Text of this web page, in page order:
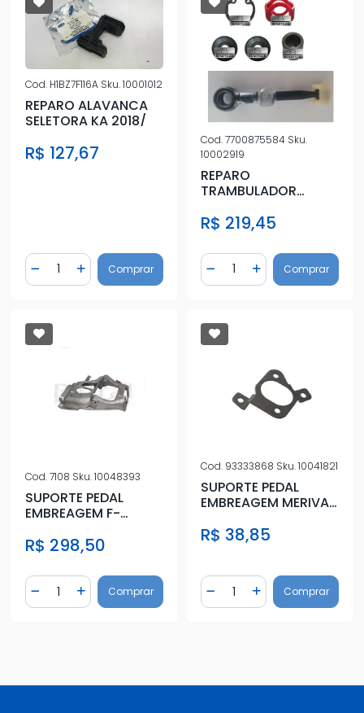
Cod. H1BZ7F116A Sku.10001012
REPARO ALAVANCA
SELETORA KA 2018/
R$ 127,67
Diminuir Quantidade
Quantidade
Adicionar Quantidade
Comprar
Cod.7700875584 Sku.
10002919
REPARO
TRAMBULADOR
CAMBIO RENAULT
CLIO SCE
R$ 219,45
Diminuir Quantidade
Quantidade
AdicionarComprar
Cod.7108 Sku.10048393
SUPORTE PEDAL
EMBREAGEM F-
1998
R$ 298,50
Diminuir Quantidade
Quantidade
Adicionar Quantidade
Comprar
Cod. 93333868 Sku.10041821
SUPORTE PEDAL
EMBREAGEM MERIVA
R$ 38,85
Diminuir Quantidade
Quantidade
AdicionarComprar